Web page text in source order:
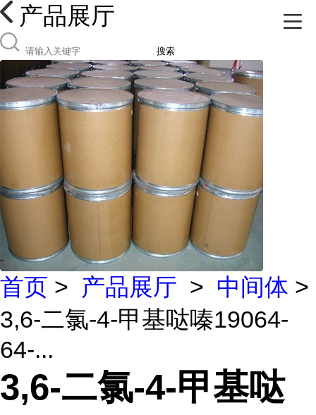
产品展厅
搜索
首页 > 产品展厅 > 中间体 >
3,6-二氯-4-甲基哒嗪19064-
64-...
3,6-二氯-4-甲基哒